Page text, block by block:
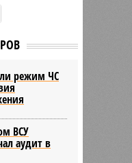
призвал
за
режим ЧС
ВСУ
аудит в